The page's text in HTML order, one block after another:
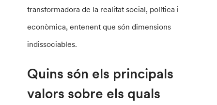
transformadora de la realitat social, política i
econòmica, entenent que són dimensions
indissociables.
Quins són els principals
valors sobre els quals